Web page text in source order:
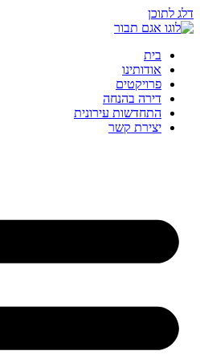
דלג לתוכן
בית
אודותינו
פרויקטים
דירה בהנחה
התחדשות עירונית
יצירת קשר